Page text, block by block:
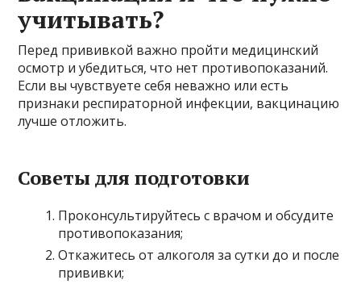
учитывать?
Перед прививкой важно пройти медицинский
осмотр и убедиться, что нет противопоказаний.
Если вы чувствуете себя неважно или есть
признаки респираторной инфекции, вакцинацию
лучше отложить.
Советы для подготовки
Проконсультируйтесь с врачом и обсудите
противопоказания;
Откажитесь от алкоголя за сутки до и после
прививки;